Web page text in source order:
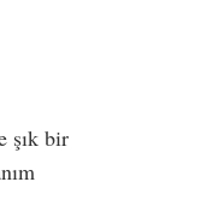
şık bir